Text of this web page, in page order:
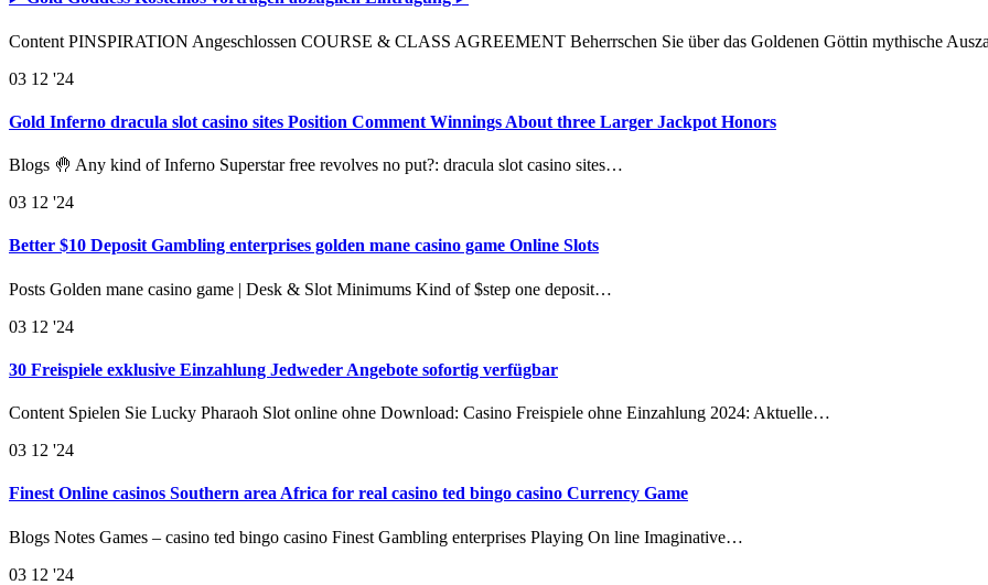
Content PINSPIRATION Angeschlossen COURSE & CLASS AGREEMENT Beherrschen Sie über das Goldenen Göttin mythische
03 12 '24
Gold Inferno dracula slot casino sites Position Comment Winnings About three Larger Jackpot Honors
Blogs 🤚 Any kind of Inferno Superstar free revolves no put?: dracula slot casino sites…
03 12 '24
Better $10 Deposit Gambling enterprises golden mane casino game Online Slots
Posts Golden mane casino game | Desk & Slot Minimums Kind of $step one deposit…
03 12 '24
30 Freispiele exklusive Einzahlung Jedweder Angebote sofortig verfügbar
Content Spielen Sie Lucky Pharaoh Slot online ohne Download: Casino Freispiele ohne Einzahlung 2024: Aktuelle…
03 12 '24
Finest Online casinos Southern area Africa for real casino ted bingo casino Currency Game
Blogs Notes Games – casino ted bingo casino Finest Gambling enterprises Playing On line Imaginative…
03 12 '24